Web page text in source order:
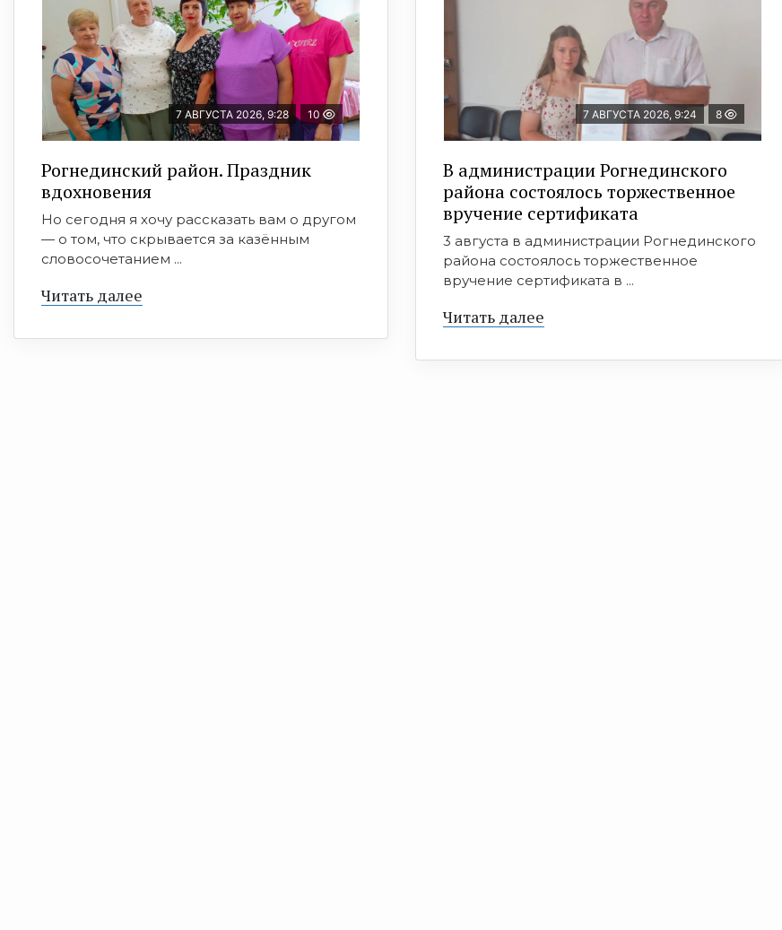
7 АВГУСТА 2026, 9:28 10
Рогнединский район. Праздник
вдохновения
Но сегодня я хочу рассказать вам о другом
— о том, что скрывается за казённым
словосочетанием ...
Читать далее
7 АВГУСТА 2026, 9:24 8
В администрации Рогнединского
района состоялось торжественное
вручение сертификата
3 августа в администрации Рогнединского
района состоялось торжественное
вручение сертификата в ...
Читать далее